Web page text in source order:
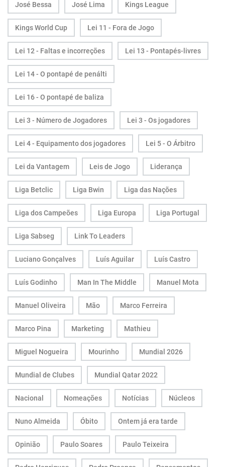
José Bessa José Lima Kings League
Kings World Cup Lei 11 - Fora de Jogo
Lei 12 - Faltas e incorreções Lei 13 - Pontapés-livres
Lei 14 - O pontapé de penálti
Lei 16 - O pontapé de baliza
Lei 3 - Número de Jogadores Lei 3 - Os jogadores
Lei 4 - Equipamento dos jogadores Lei 5 - O Árbitro
Lei da Vantagem Leis de Jogo Liderança
Liga Betclic Liga Bwin Liga das Nações
Liga dos Campeões Liga Europa Liga Portugal
Liga Sabseg Link To Leaders
Luciano Gonçalves Luís Aguilar Luís Castro
Luís Godinho Man In The Middle Manuel Mota
Manuel Oliveira Mão Marco Ferreira
Marco Pina Marketing Mathieu
Miguel Nogueira Mourinho Mundial 2026
Mundial de Clubes Mundial Qatar 2022
Nacional Nomeações Notícias Núcleos
Nuno Almeida Óbito Ontem já era tarde
Opinião Paulo Soares Paulo Teixeira